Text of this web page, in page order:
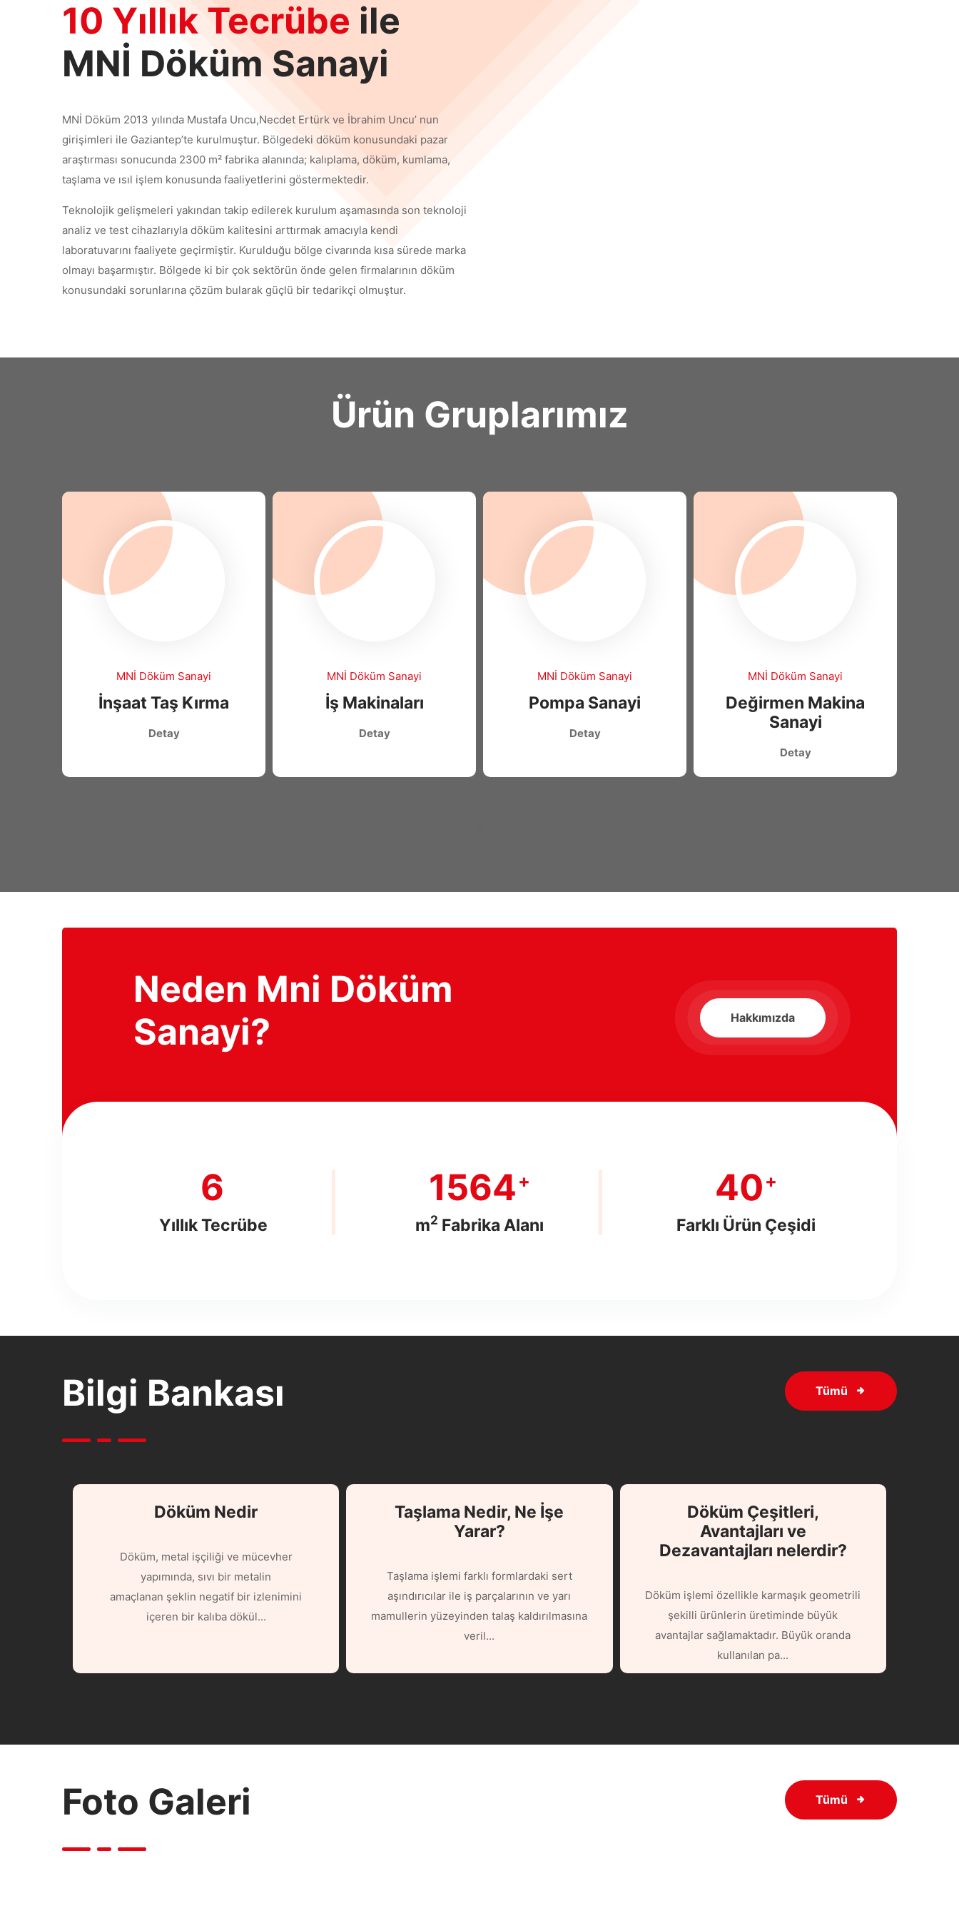
10 Yıllık Tecrübe ile
MNİ Döküm Sanayi
MNİ Döküm 2013 yılında Mustafa Uncu,Necdet Ertürk ve İbrahim Uncu’ nun
girişimleri ile Gaziantep’te kurulmuştur. Bölgedeki döküm konusundaki pazar
araştırması sonucunda 2300 m² fabrika alanında; kalıplama, döküm, kumlama,
taşlama ve ısıl işlem konusunda faaliyetlerini göstermektedir.
Teknolojik gelişmeleri yakından takip edilerek kurulum aşamasında son teknoloji
analiz ve test cihazlarıyla döküm kalitesini arttırmak amacıyla kendi
laboratuvarını faaliyete geçirmiştir. Kurulduğu bölge civarında kısa sürede marka
olmayı başarmıştır. Bölgede ki bir çok sektörün önde gelen firmalarının döküm
konusundaki sorunlarına çözüm bularak güçlü bir tedarikçi olmuştur.
Ürün Gruplarımız
MNİ Döküm Sanayi
İnşaat Taş Kırma
Detay
MNİ Döküm Sanayi
İş Makinaları
Detay
MNİ Döküm Sanayi
Pompa Sanayi
Detay
MNİ Döküm Sanayi
Değirmen Makina
Sanayi
Detay
Neden Mni Döküm
Sanayi?
Hakkımızda
8
Yıllık Tecrübe
1932 +
m2 Fabrika Alanı
50 +
Farklı Ürün Çeşidi
Bilgi Bankası Tümü
Döküm Nedir
Döküm, metal işçiliği ve mücevher
yapımında, sıvı bir metalin
amaçlanan şeklin negatif bir izlenimini
içeren bir kalıba dökül...
Taşlama Nedir, Ne İşe
Yarar?
Taşlama işlemi farklı formlardaki sert
aşındırıcılar ile iş parçalarının ve yarı
mamullerin yüzeyinden talaş kaldırılmasına
veril...
Döküm Çeşitleri,
Avantajları ve
Dezavantajları nelerdir?
Döküm işlemi özellikle karmaşık geometrili
şekilli ürünlerin üretiminde büyük
avantajlar sağlamaktadır. Büyük oranda
kullanılan pa...
Foto Galeri Tümü